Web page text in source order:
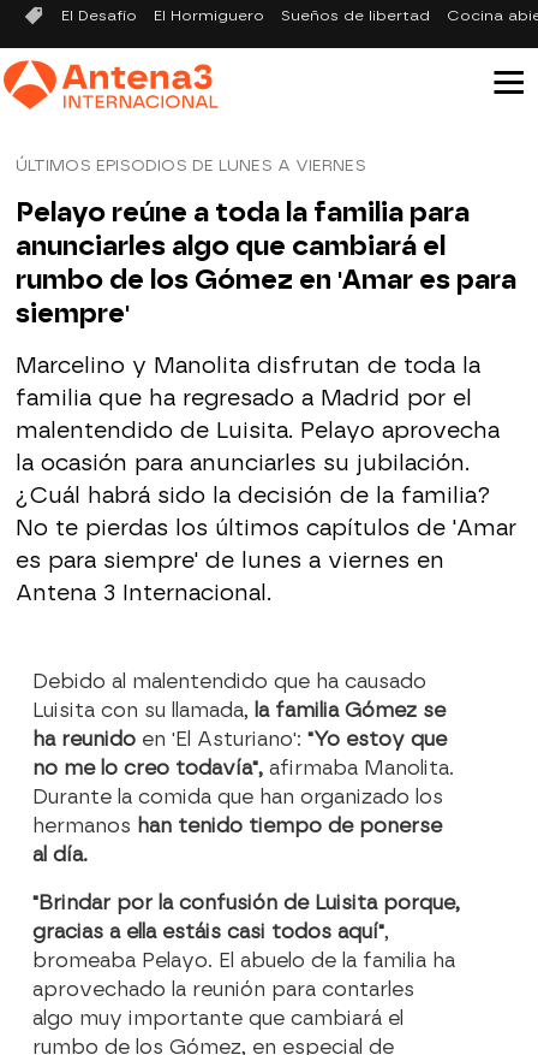
El Desafío El Hormiguero Sueños de libertad Cocina
ÚLTIMOS EPISODIOS DE LUNES A VIERNES
Pelayo reúne a toda la familia para
anunciarles algo que cambiará el
rumbo de los Gómez en 'Amar es para
siempre'
Marcelino y Manolita disfrutan de toda la
familia que ha regresado a Madrid por el
malentendido de Luisita. Pelayo aprovecha
la ocasión para anunciarles su jubilación.
¿Cuál habrá sido la decisión de la familia?
No te pierdas los últimos capítulos de 'Amar
es para siempre' de lunes a viernes en
Antena 3 Internacional.
Debido al malentendido que ha causado
Luisita con su llamada, la familia Gómez se
ha reunido en 'El Asturiano':"Yo estoy que
no me lo creo todavía", afirmaba Manolita.
Durante la comida que han organizado los
hermanos han tenido tiempo de ponerse
al día.
"Brindar por la confusión de Luisita porque,
gracias a ella estáis casi todos aquí",
bromeaba Pelayo. El abuelo de la familia ha
aprovechado la reunión para contarles
algo muy importante que cambiará el
rumbo de los Gómez, en especial de